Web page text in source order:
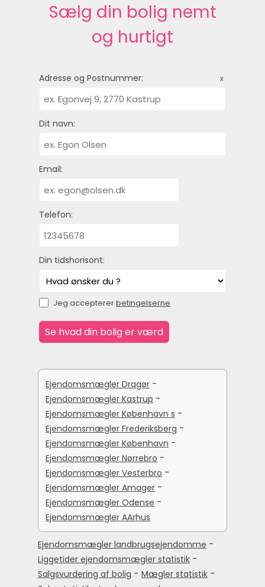
Sælg din bolig nemt
og hurtigt
Adresse og Postnummer: x
Dit navn:
Email:
Telefon:
Din tidshorisont:
Jeg acceptererbetingelserne
Ejendomsmægler Dragør -
Ejendomsmægler Kastrup -
Ejendomsmægler København s -
Ejendomsmægler Frederiksberg -
Ejendomsmægler København -
Ejendomsmægler Nørrebro -
Ejendomsmægler Vesterbro -
Ejendomsmægler Amager -
Ejendomsmægler Odense -
Ejendomsmægler AArhus
Ejendomsmægler landbrugsejendomme -
Liggetider ejendomsmægler statistik -
Salgsvurdering af bolig - Mægler statistik -